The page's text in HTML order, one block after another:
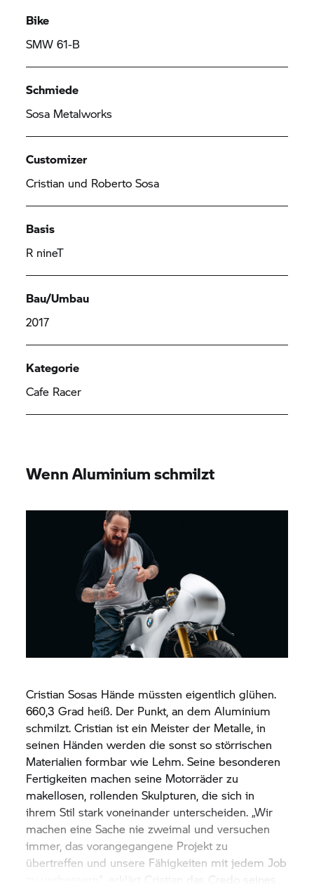
Bike
SMW 61-B
Schmiede
Sosa Metalworks
Customizer
Cristian und Roberto Sosa
Basis
R nineT
Bau/Umbau
2017
Kategorie
Cafe Racer
Wenn Aluminium schmilzt
Cristian Sosas Hände müssten eigentlich glühen.
660,3 Grad heiß. Der Punkt, an dem Aluminium
schmilzt. Cristian ist ein Meister der Metalle, in
seinen Händen werden die sonst so störrischen
Materialien formbar wie Lehm. Seine besonderen
Fertigkeiten machen seine Motorräder zu
makellosen, rollenden Skulpturen, die sich in
ihrem Stil stark voneinander unterscheiden. „Wir
machen eine Sache nie zweimal und versuchen
immer, das vorangegangene Projekt zu
übertreffen und unsere Fähigkeiten mit jedem Job
zu verbessern“, erklärt Cristian das Credo seines